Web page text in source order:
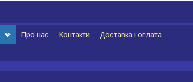
Про нас Контакти Доставка і оплата